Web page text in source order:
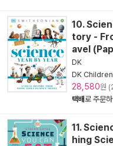
10.
tory -
avel
DK
DK Children
28,580원
택배로 주문
11.
hing